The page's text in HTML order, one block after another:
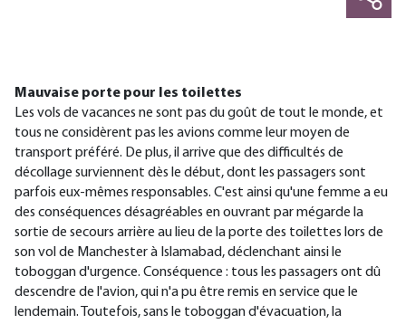
Mauvaise porte pour les toilettes
Les vols de vacances ne sont pas du goût de tout le monde, et
tous ne considèrent pas les avions comme leur moyen de
transport préféré. De plus, il arrive que des difficultés de
décollage surviennent dès le début, dont les passagers sont
parfois eux-mêmes responsables. C'est ainsi qu'une femme a eu
des conséquences désagréables en ouvrant par mégarde la
sortie de secours arrière au lieu de la porte des toilettes lors de
son vol de Manchester à Islamabad, déclenchant ainsi le
toboggan d'urgence. Conséquence : tous les passagers ont dû
descendre de l'avion, qui n'a pu être remis en service que le
lendemain. Toutefois, sans le toboggan d'évacuation, la